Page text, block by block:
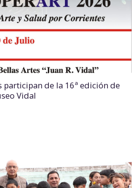
participan de la 16ª edición de
Vidal